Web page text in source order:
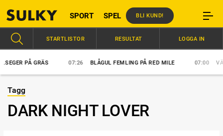
SPORT SPEL BLI KUND!
PÅ GRÄS 07:26 BLÅGUL FEMLING PÅ RED MILE 07:00
STARTLISTOR RESULTAT LOGGA IN
Tagg
DARK NIGHT LOVER